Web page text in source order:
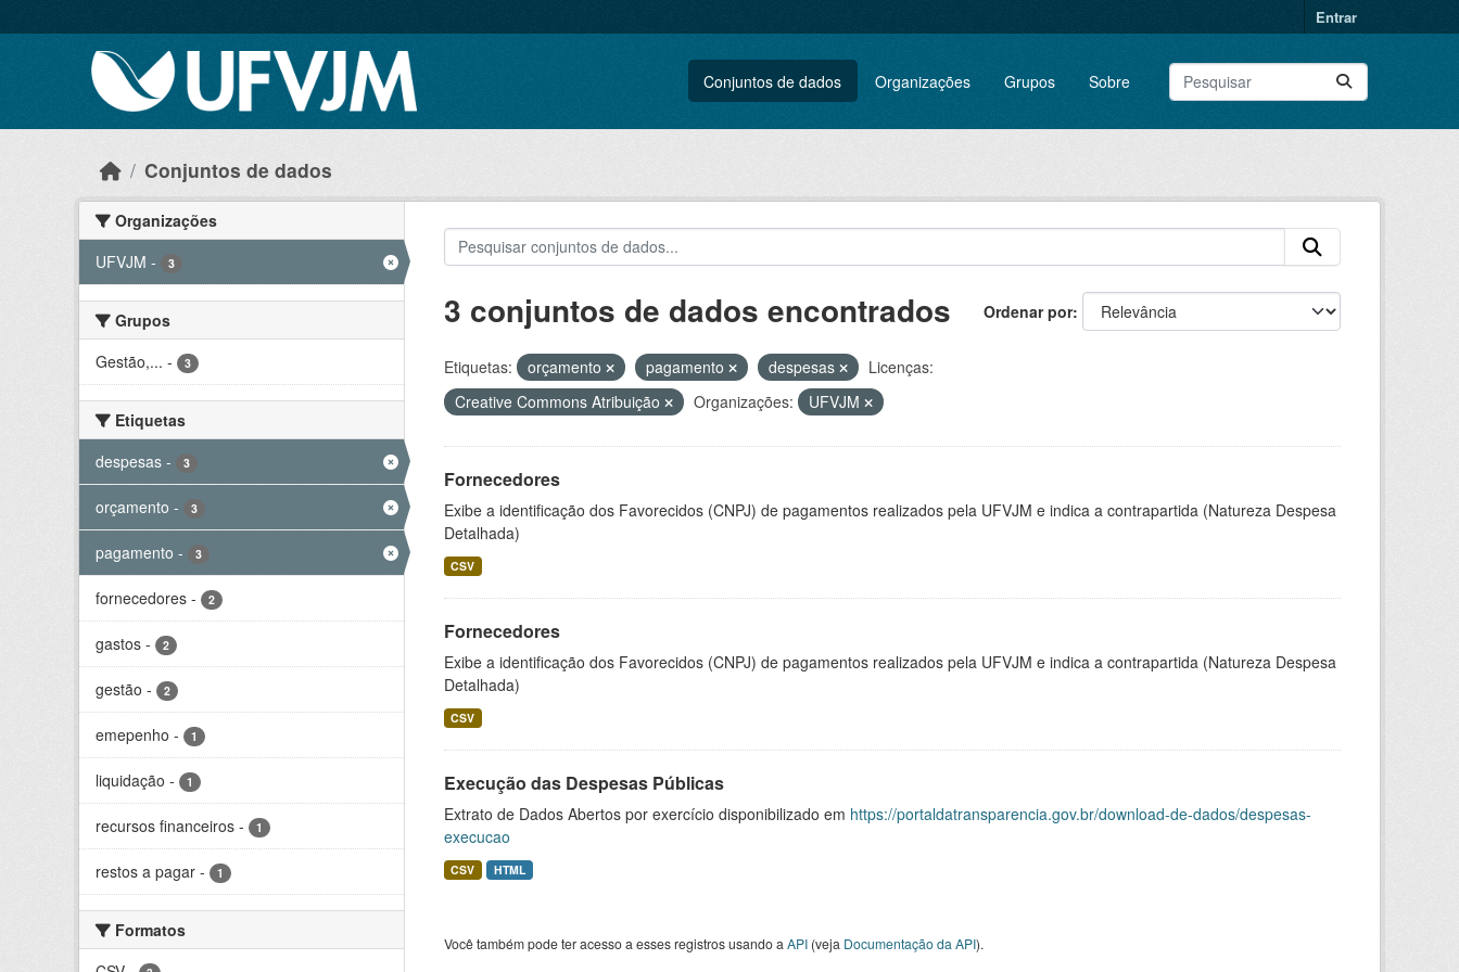
Entrar
Conjuntos de dados Organizações Grupos Sobre
Conjuntos de dados
Organizações
UFVJM - 3
Grupos
Gestão,... - 3
Etiquetas
despesas - 3
orçamento - 3
pagamento - 3
fornecedores - 2
gastos - 2
gestão - 2
emepenho - 1
liquidação - 1
recursos financeiros - 1
restos a pagar - 1
Formatos
Ordenar por
3 conjuntos de dados encontrados
Etiquetas: orçamento pagamento despesas
Licenças:
Creative Commons Atribuição
Organizações: UFVJM
Fornecedores
Exibe a identificação dos Favorecidos (CNPJ) de pagamentos realizados pela UFVJM e indica a contrapartida (Natureza Despesa
Detalhada)
CSV
Fornecedores
Exibe a identificação dos Favorecidos (CNPJ) de pagamentos realizados pela UFVJM e indica a contrapartida (Natureza Despesa
Detalhada)
CSV
Execução das Despesas Públicas
Extrato de Dados Abertos por exercício disponibilizado em https://portaldatransparencia.gov.br/download-de-dados/despesas-
execucao
CSV HTML
Você também pode ter acesso a esses registros usando a API(veja Documentação da API).